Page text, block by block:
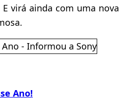
virá ainda com uma nova
Ano!